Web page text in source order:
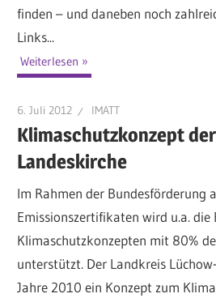
finden – und daneben noch
Links...
Weiterlesen
6. Juli 2012 IMATT
Klimaschutzkonzept
Landeskirche
Im Rahmen der Bundesförderung
Emissionszertifikaten wird u.a. die
Klimaschutzkonzepten mit 80%
unterstützt. Der Landkreis
Jahre 2010 ein Konzept zum